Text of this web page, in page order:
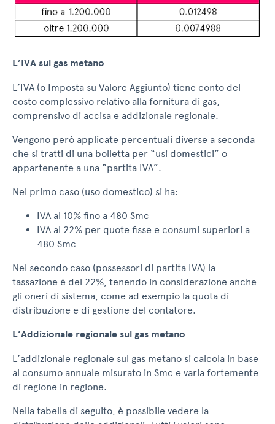
L’IVA sul gas metano
L’IVA (o Imposta su Valore Aggiunto) tiene conto del
costo complessivo relativo alla fornitura di gas,
comprensivo di accisa e addizionale regionale.
Vengono però applicate percentuali diverse a seconda
che si tratti di una bolletta per “usi domestici” o
appartenente a una “partita IVA”.
Nel primo caso (uso domestico) si ha:
IVA al 10% fino a 480 Smc
IVA al 22% per quote fisse e consumi superiori a
480 Smc
Nel secondo caso (possessori di partita IVA) la
tassazione è del 22%, tenendo in considerazione anche
gli oneri di sistema, come ad esempio la quota di
distribuzione e di gestione del contatore.
L’Addizionale regionale sul gas metano
L’addizionale regionale sul gas metano si calcola in base
al consumo annuale misurato in Smc e varia fortemente
di regione in regione.
Nella tabella di seguito, è possibile vedere la